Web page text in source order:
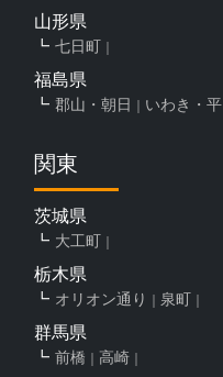
山形県
七日町
福島県
郡山・朝日 いわき・平
関東
茨城県
大工町
栃木県
オリオン通り 泉町
群馬県
前橋 高崎